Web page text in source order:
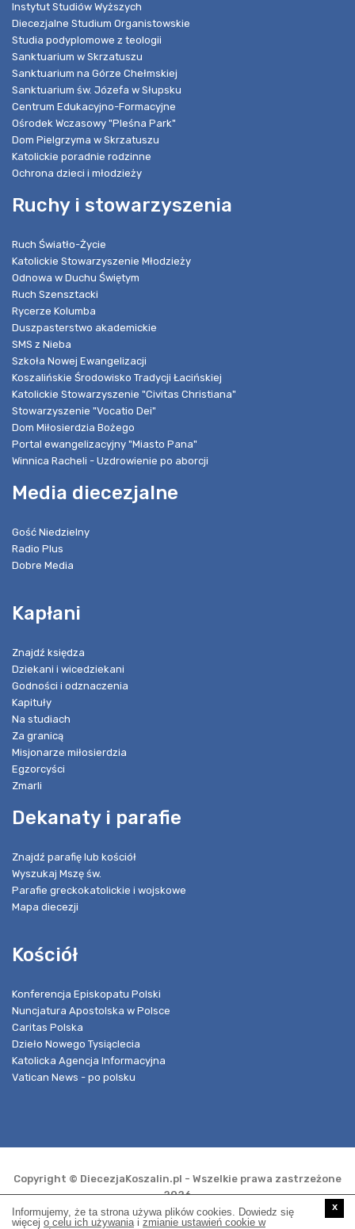
Instytut Studiów Wyższych
Diecezjalne Studium Organistowskie
Studia podyplomowe z teologii
Sanktuarium w Skrzatuszu
Sanktuarium na Górze Chełmskiej
Sanktuarium św. Józefa w Słupsku
Centrum Edukacyjno-Formacyjne
Ośrodek Wczasowy "Pleśna Park"
Dom Pielgrzyma w Skrzatuszu
Katolickie poradnie rodzinne
Ochrona dzieci i młodzieży
Ruchy i stowarzyszenia
Ruch Światło-Życie
Katolickie Stowarzyszenie Młodzieży
Odnowa w Duchu Świętym
Ruch Szensztacki
Rycerze Kolumba
Duszpasterstwo akademickie
SMS z Nieba
Szkoła Nowej Ewangelizacji
Koszalińskie Środowisko Tradycji Łacińskiej
Katolickie Stowarzyszenie "Civitas Christiana"
Stowarzyszenie "Vocatio Dei"
Dom Miłosierdzia Bożego
Portal ewangelizacyjny "Miasto Pana"
Winnica Racheli - Uzdrowienie po aborcji
Media diecezjalne
Gość Niedzielny
Radio Plus
Dobre Media
Kapłani
Znajdź księdza
Dziekani i wicedziekani
Godności i odznaczenia
Kapituły
Na studiach
Za granicą
Misjonarze miłosierdzia
Egzorcyści
Zmarli
Dekanaty i parafie
Znajdź parafię lub kościół
Wyszukaj Mszę św.
Parafie greckokatolickie i wojskowe
Mapa diecezji
Kościół
Konferencja Episkopatu Polski
Nuncjatura Apostolska w Polsce
Caritas Polska
Dzieło Nowego Tysiąclecia
Katolicka Agencja Informacyjna
Vatican News - po polsku
Copyright © DiecezjaKoszalin.pl - Wszelkie prawa zastrzeżone
2026
Informujemy, że ta strona używa plików cookies. Dowiedz się
więcej o celu ich używaniai zmianie ustawień cookie w
x